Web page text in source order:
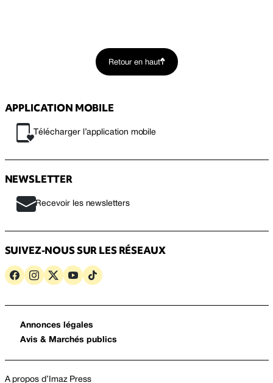
Retour en haut
APPLICATION MOBILE
Télécharger l’application mobile
NEWSLETTER
Recevoir les newsletters
SUIVEZ-NOUS SUR LES RÉSEAUX
Annonces légales
Avis & Marchés publics
A propos d’Imaz Press